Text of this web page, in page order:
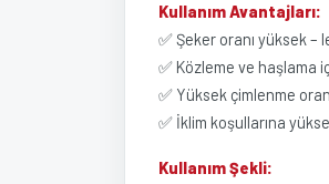
Kullanım Avantajları:
✅ Şeker oranı yüksek
✅ Közleme ve haşlama
✅ Yüksek çimlenme
✅ İklim koşullarına
Kullanım Şekli: